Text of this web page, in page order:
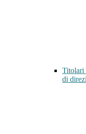
Titolari
di